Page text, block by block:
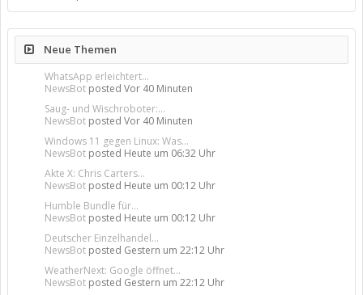
Neue Themen
WhatsApp erleichtert...
NewsBot posted Vor 40 Minuten
Saug- und Wischroboter:...
NewsBot posted Vor 40 Minuten
Windows 11 gegen Linux: Was...
NewsBot posted Heute um 06:32 Uhr
Akte X: Chris Carters...
NewsBot posted Heute um 00:12 Uhr
Humble Bundle für...
NewsBot posted Heute um 00:12 Uhr
Deutscher Einzelhandel...
NewsBot posted Gestern um 22:12 Uhr
WeatherNext: Google öffnet...
NewsBot posted Gestern um 22:12 Uhr